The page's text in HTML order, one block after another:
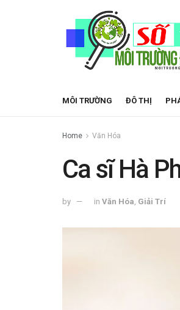
MÔI TRƯỜNG ĐÔ THỊ
Home Văn Hóa
Ca sĩ Hà
by in Văn Hóa Giải Trí